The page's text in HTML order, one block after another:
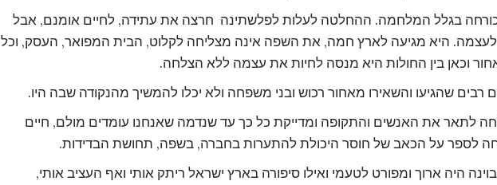
כורחה בגלל המלחמה. ההחלטה לעלות לפלשתינה חרצה את עתידה, לחיים אומנם, אבל
היא מגיעה לארץ חמה, את השפה אינה מצליחה לקלוט, הבית המפואר, העסק, וכל
וכאן בין החולות היא מנסה לחיות את עצמה ללא הצלחה.
רבים שהגיעו והשאירו מאחור רכוש ובני משפחה ולא יכלו להמשיך מהנקודה שבה היו.
לתאר את האנשים והתקופה ומדייקת כל כך עד שנדמה שאנחנו עומדים מולם, חיים
לספר על הכאב של חוסר היכולת להתערות בחברה, בשפה, תחושת הבדידות.
היה ארוך ומפורט לטעמי ואילו סיפורה בארץ ישראל ריתק אותי ואף העציב אותי,